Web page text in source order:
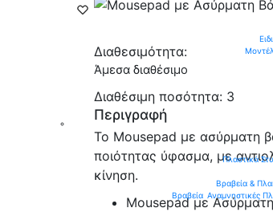
Πλαστικά
Βραβεία &
Βραβεία Αναμνηστικές
Διαθεσιμότητα:
Άμεσα διαθέσιμο
Διαθέσιμη ποσότητα: 3
Περιγραφή
To Mousepad με ασύρματη
ποιότητας ύφασμα, με
κίνηση.
Mousepad με